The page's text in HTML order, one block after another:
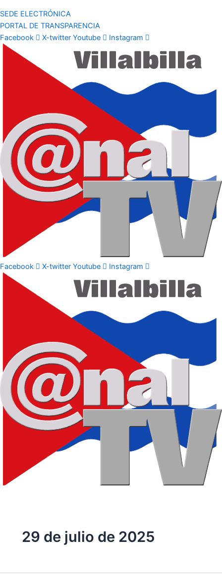
SEDE ELECTRÓNICA
PORTAL DE TRANSPARENCIA
Facebook
X-twitter Youtube Instagram
Facebook X-twitter Youtube Instagram
29 de julio de 2025